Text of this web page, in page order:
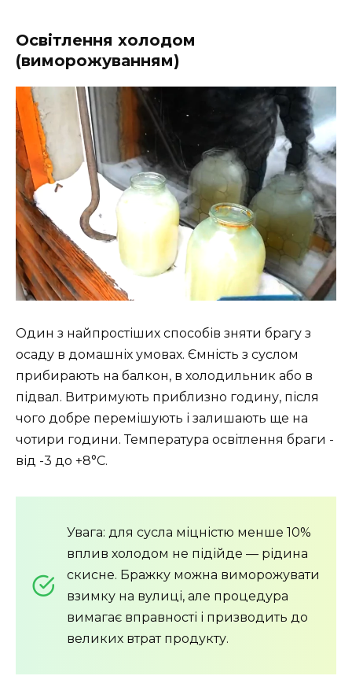
Освітлення холодом
(виморожуванням)
Один з найпростіших способів зняти брагу з
осаду в домашніх умовах. Ємність з суслом
прибирають на балкон, в холодильник або в
підвал. Витримують приблизно годину, після
чого добре перемішують і залишають ще на
чотири години. Температура освітлення браги -
від -3 до +8°С.
Увага: для сусла міцністю менше 10%
вплив холодом не підійде — рідина
скисне. Бражку можна виморожувати
взимку на вулиці, але процедура
вимагає вправності і призводить до
великих втрат продукту.